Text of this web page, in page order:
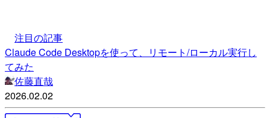
注目の記事
Claude Code Desktopを使って、リモート/ローカル実行し
てみた
佐藤直哉
2026.02.02